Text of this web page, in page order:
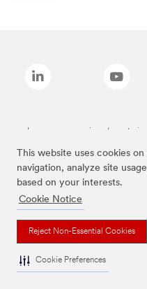
This website uses cookies
navigation, analyze site
based on your interests.
Cookie Notice
Reject Non-Essential Cookies
Cookie Preferences
Las marcas mencionadas